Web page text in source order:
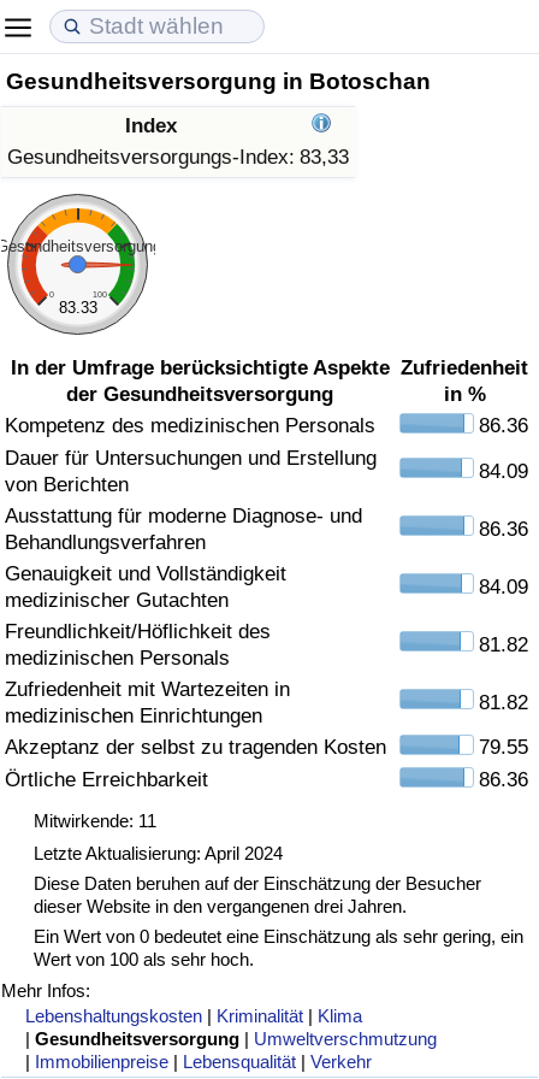
Gesundheitsversorgung in Botoschan
Index
Gesundheitsversorgungs-Index: 83,33
0 100
83.33
In der Umfrage berücksichtigte Aspekte
der Gesundheitsversorgung
Zufriedenheit
in %
Kompetenz des medizinischen Personals
86.36
Dauer für Untersuchungen und Erstellung
von Berichten
84.09
Ausstattung für moderne Diagnose- und
Behandlungsverfahren
86.36
Genauigkeit und Vollständigkeit
medizinischer Gutachten
84.09
Freundlichkeit/Höflichkeit des
medizinischen Personals
81.82
Zufriedenheit mit Wartezeiten in
medizinischen Einrichtungen
81.82
Akzeptanz der selbst zu tragenden Kosten
79.55
Örtliche Erreichbarkeit
86.36
Mitwirkende: 11
Letzte Aktualisierung: April 2024
Diese Daten beruhen auf der Einschätzung der Besucher
dieser Website in den vergangenen drei Jahren.
Ein Wert von 0 bedeutet eine Einschätzung als sehr gering, ein
Wert von 100 als sehr hoch.
Mehr Infos:
Lebenshaltungskosten | Kriminalität | Klima
|Gesundheitsversorgung | Umweltverschmutzung
| Immobilienpreise | Lebensqualität |Verkehr
Lebenshaltungskosten
Lebenshaltungskosten-Index (aktuell)
Lebenshaltungskosten-Index
Lebenshaltungskosten-Index nach Land
in Akaba
Immobilienpreise
Immobilienpreis-Index (aktuell)
Immobilienpreis-Index
Immobilienpreis-Index nach Land
Lebensqualität
Lebensqualität-Index
Lebensqualität-Index (aktuell)
Lebensqualitätsindex nach Land
Kriminalität
Kriminalitäts-Index (aktuell)
Kriminalitäts-Index
Kriminalitätsindex nach Land
Gesundheitsversorgung
Gesundheitsversorgungs-Index (aktuell)
Gesundheitsversorgungs-Index
Gesundheitsversorgungs-Index nach Land
Umweltverschmutzung
Umweltverschmutzungs-Index (aktuell)
Verschmutzungsindex
Umweltverschmutzungs-Index nach Land
Verkehr